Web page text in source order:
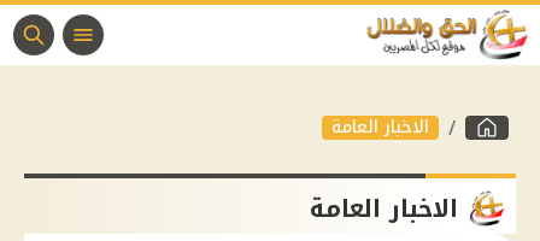
الاخبار العامة
الاخبار العامة